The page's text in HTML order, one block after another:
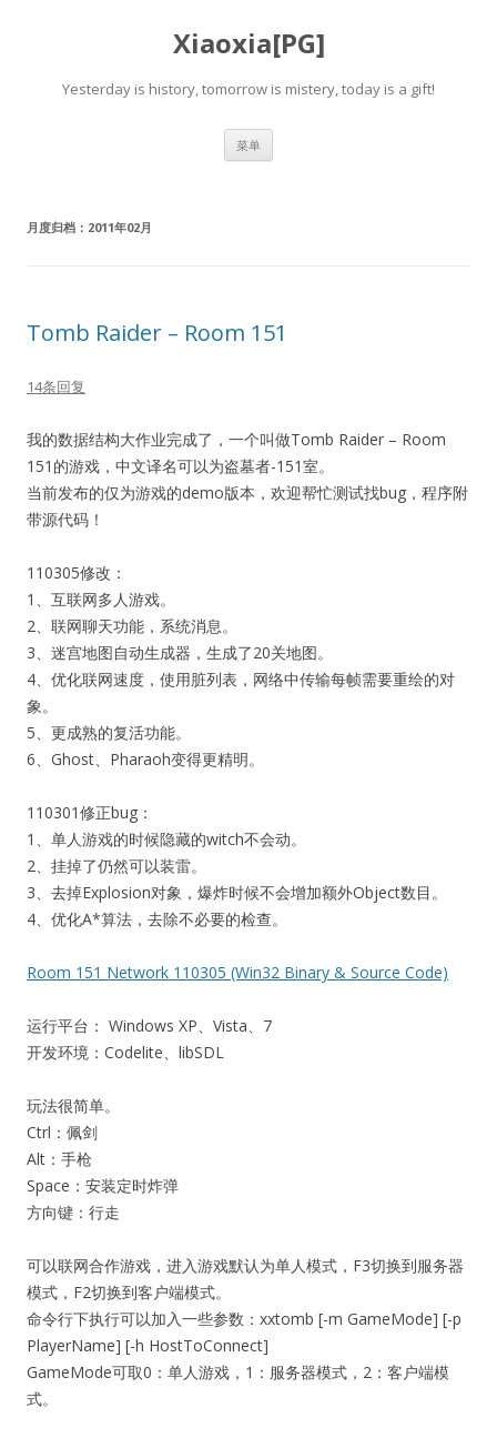
Xiaoxia[PG]
Yesterday is history, tomorrow is mistery, today is a gift!
菜单
月度归档： 2011年02月
Tomb Raider – Room 151
14条回复
我的数据结构大作业完成了，一个叫做Tomb Raider – Room
151的游戏，中文译名可以为盗墓者-151室。
当前发布的仅为游戏的demo版本，欢迎帮忙测试找bug，程序附
带源代码！
110305修改：
1、互联网多人游戏。
2、联网聊天功能，系统消息。
3、迷宫地图自动生成器，生成了20关地图。
4、优化联网速度，使用脏列表，网络中传输每帧需要重绘的对
象。
5、更成熟的复活功能。
6、Ghost、Pharaoh变得更精明。
110301修正bug：
1、单人游戏的时候隐藏的witch不会动。
2、挂掉了仍然可以装雷。
3、去掉Explosion对象，爆炸时候不会增加额外Object数目。
4、优化A*算法，去除不必要的检查。
Room 151 Network 110305 (Win32 Binary & Source Code)
运行平台： Windows XP、Vista、7
开发环境：Codelite、libSDL
玩法很简单。
Ctrl：佩剑
Alt：手枪
Space：安装定时炸弹
方向键：行走
可以联网合作游戏，进入游戏默认为单人模式，F3切换到服务器
模式，F2切换到客户端模式。
命令行下执行可以加入一些参数：xxtomb [-m GameMode] [-p
PlayerName] [-h HostToConnect]
GameMode可取0：单人游戏，1：服务器模式，2：客户端模
式。